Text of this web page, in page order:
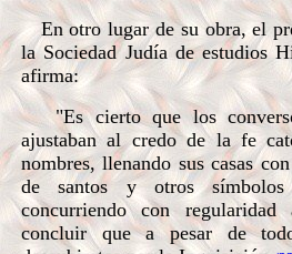
En otro lugar de su obra, el
la Sociedad Judía de estudios
afirma:
"Es cierto que los
ajustaban al credo de la fe
nombres, llenando sus casas
de santos y otros
concurriendo con
concluir que a pesar de